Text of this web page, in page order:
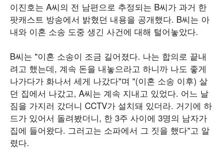
이진호는 A씨의 전 남편으로 추정되는 B씨가 과거 한
팟캐스트 방송에서 밝혔던 내용을 공개했다. B씨는 아
내와 이혼 소송 도중 생긴 사건에 대해 털어놓았다.
B씨는 "이혼 소송이 조금 길어졌다. 나는 합의로 끝내
려고 했는데, 계속 돈을 내놓으라고 하니까 나도 좋게
나가다가 화나서 세게 나갔다"며 "(이혼 소송 이후) 살
던 집에서 나갔고, A씨는 계속 지내고 있었다. 어느 날
짐을 가지러 갔더니 CCTV가 설치돼 있더라. 거기에 하
드가 있어서 돌려봤더니, 한 3주 사이에 3명의 남자가
집에 들어왔다. 그러고는 소파에서 그 짓을 했다"고 알
렸다.